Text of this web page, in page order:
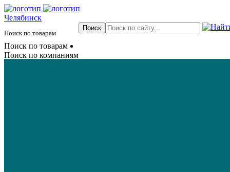
Челябинск
Поиск по товарам
Поиск по товарам
Поиск по компаниям